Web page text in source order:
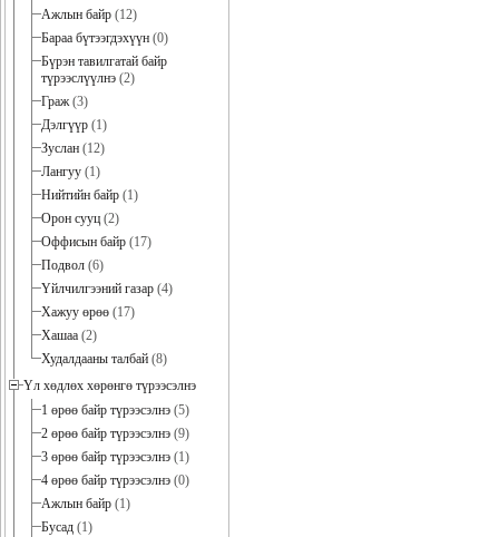
Ажлын байр (12)
Бараа бүтээгдэхүүн (0)
Бүрэн тавилгатай байр
түрээслүүлнэ (2)
Граж(3)
Дэлгүүр (1)
Зуслан (12)
Лангуу (1)
Нийтийн байр (1)
Орон сууц (2)
Оффисын байр (17)
Подвол (6)
Үйлчилгээний газар (4)
Хажуу өрөө (17)
Хашаа (2)
Худалдааны талбай (8)
Үл хөдлөх хөрөнгө түрээсэлнэ
1 өрөө байр түрээсэлнэ (5)
2 өрөө байр түрээсэлнэ (9)
3 өрөө байр түрээсэлнэ (1)
4 өрөө байр түрээсэлнэ (0)
Ажлын байр (1)
Бусад (1)